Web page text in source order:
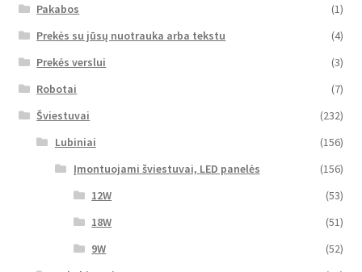
Pakabos
(1)
Prekės su jūsų nuotrauka arba tekstu
(4)
Prekės verslui
(3)
Robotai
(7)
Šviestuvai
(232)
Lubiniai
(156)
Įmontuojami šviestuvai, LED panelės
(156)
12W
(53)
18W
(51)
9W
(52)